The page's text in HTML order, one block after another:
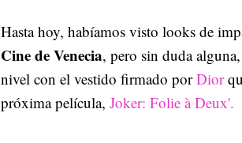
Hasta hoy, habíamos visto looks de
Cine de Venecia, pero sin duda
nivel con el vestido firmado porDior
próxima película, Joker: Folie à Deux'.